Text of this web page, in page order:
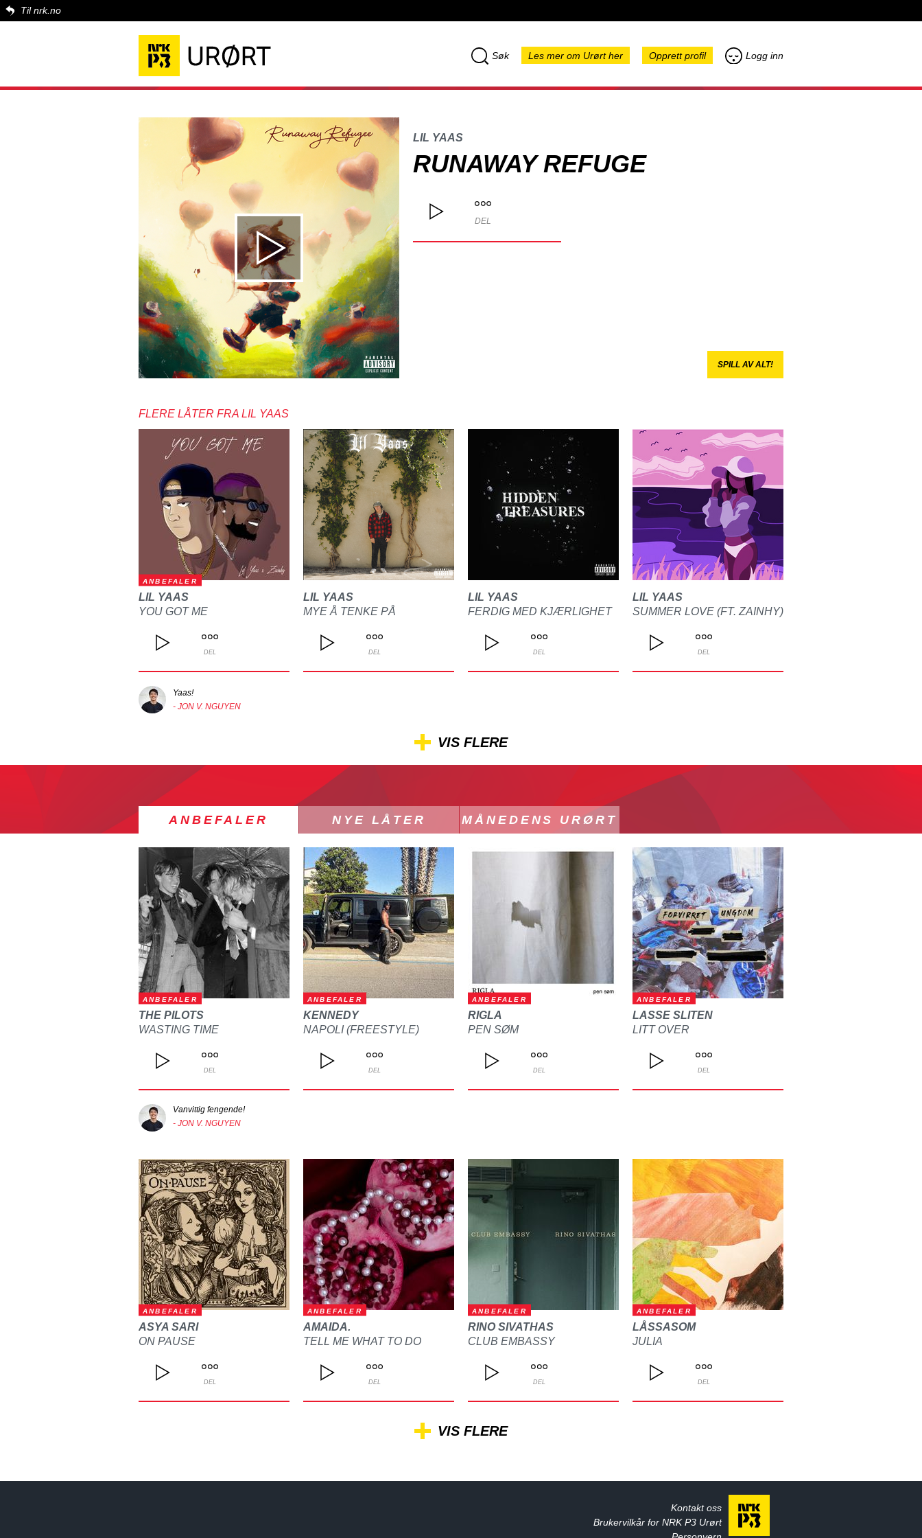
Til nrk.no
Søk Les mer om Urørt her Opprett profil Logg inn
LIL YAAS
RUNAWAY REFUGE
DEL
SPILL AV ALT!
FLERE LÅTER FRA LIL YAAS
ANBEFALER
LIL YAAS
YOU GOT ME
DEL
Yaas!
- JON V. NGUYEN
LIL YAAS
MYE Å TENKE PÅ
DEL
LIL YAAS
FERDIG MED KJÆRLIGHET
DEL
LIL YAAS
SUMMER LOVE (FT. ZAINHY)
DEL
VIS FLERE
ANBEFALER NYE LÅTER MÅNEDENS URØRT
ANBEFALER
THE PILOTS
WASTING TIME
DEL
Vanvittig fengende!
- JON V. NGUYEN
ANBEFALER
KENNEDY
NAPOLI (FREESTYLE)
DEL
ANBEFALER
RIGLA
PEN SØM
DEL
ANBEFALER
LASSE SLITEN
LITT OVER
DEL
ANBEFALER
ASYA SARI
ON PAUSE
DEL
ANBEFALER
AMAIDA.
TELL ME WHAT TO DO
DEL
ANBEFALER
RINO SIVATHAS
CLUB EMBASSY
DEL
ANBEFALER
LÅSSASOM
JULIA
DEL
VIS FLERE
Kontakt oss
Brukervilkår for NRK P3 Urørt